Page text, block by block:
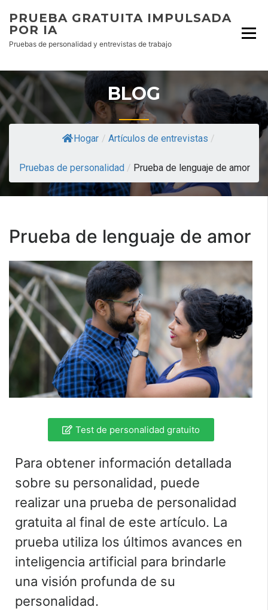
PRUEBA GRATUITA IMPULSADA
POR IA
Pruebas de personalidad y entrevistas de trabajo
BLOG
Hogar / Artículos de entrevistas /
Pruebas de personalidad / Prueba de lenguaje de amor
Prueba de lenguaje de amor
Test de personalidad gratuito
Para obtener información detallada
sobre su personalidad, puede
realizar una prueba de personalidad
gratuita al final de este artículo. La
prueba utiliza los últimos avances en
inteligencia artificial para brindarle
una visión profunda de su
personalidad.